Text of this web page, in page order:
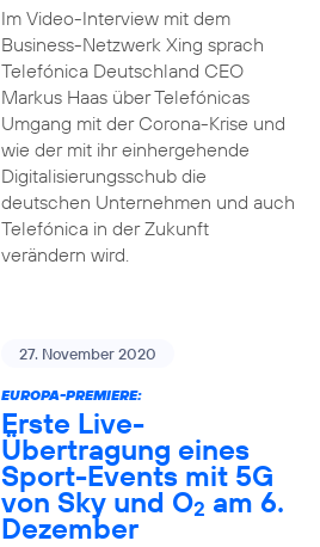
Im Video-Interview mit dem
Business-Netzwerk Xing sprach
Telefónica Deutschland CEO
Markus Haas über Telefónicas
Umgang mit der Corona-Krise und
wie der mit ihr einhergehende
Digitalisierungsschub die
deutschen Unternehmen und auch
Telefónica in der Zukunft
verändern wird.
27. November 2020
EUROPA-PREMIERE:
Erste Live-
Übertragung eines
Sport-Events mit 5G
von Sky und O2 am 6.
Dezember